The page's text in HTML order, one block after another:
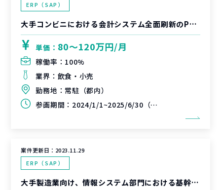
ERP（SAP）
大手コンビニにおける会計システム全面刷新のPMO支援(移行推進PMO)
単価： 80〜120万円/月
稼働率： 100%
業界： 飲食・小売
勤務地： 常駐（都内）
参画期間： 2024/1/1~2025/6/30（延長可能性あり）
案件更新日： 2023.11.29
ERP（SAP）
大手製造業向け、情報システム部門における基幹系の財務会計システムの運用改善対応支援